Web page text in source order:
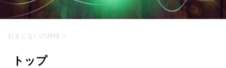
おまじないの神様 >
トップ